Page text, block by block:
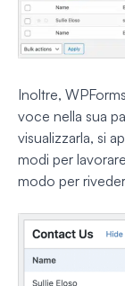
Inoltre,
voce nella sua
visualizzarla, si
modi per
modo per